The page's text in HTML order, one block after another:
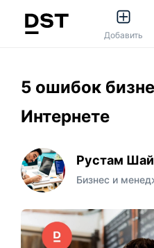
Добавить
5 ошибок
Интернете
Рустам
Бизнес и